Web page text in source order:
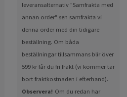
leveransalternativ "Samfrakta med
annan order" sen samfrakta vi
denna order med din tidigare
beställning. Om båda
beställningar tillsammans blir över
599 kr får du fri frakt (vi kommer tar
bort fraktkostnaden i efterhand).
Observera! Om du redan har